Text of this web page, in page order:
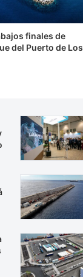
finales de
del Puerto de Los